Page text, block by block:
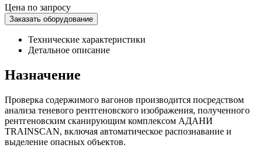
Цена по запросу
Заказать оборудование
Технические характеристики
Детальное описание
Назначение
Проверка содержимого вагонов производится посредством
анализа теневого рентгеновского изображения, полученного
рентгеновским сканирующим комплексом АДАНИ
TRAINSCAN, включая автоматическое распознавание и
выделение опасных объектов.